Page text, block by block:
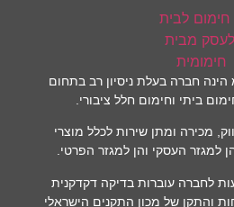
הינה חברה בעלת ניסיון רב בתחום
ביתי וחימום חלל ציבורי.
מכירה ומתן שירות לכלל מוצרי
למגזר העסקי והן למגזר הפרטי.
לחברה עוברות בדיקה דקדקנית
והתקן של מכון התקנים הישראלי